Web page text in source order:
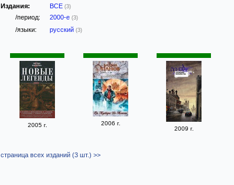
Издания: ВСЕ (3)
/период: 2000-е (3)
/языки: русский (3)
2005 г.
2006 г.
2009 г.
страница всех изданий (3 шт.) >>